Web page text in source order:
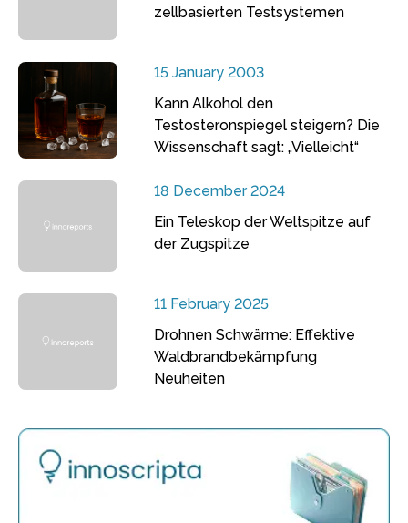
zellbasierten Testsystemen
15 January 2003
Kann Alkohol den
Testosteronspiegel steigern? Die
Wissenschaft sagt: „Vielleicht“
18 December 2024
Ein Teleskop der Weltspitze auf
der Zugspitze
11 February 2025
Drohnen Schwärme: Effektive
Waldbrandbekämpfung
Neuheiten